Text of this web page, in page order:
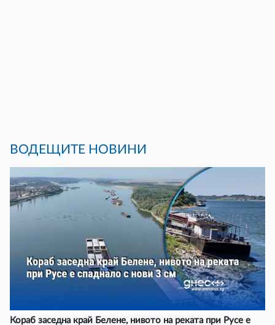
ВОДЕЩИТЕ НОВИНИ
Кораб заседна край Белене, нивото на реката при Русе е